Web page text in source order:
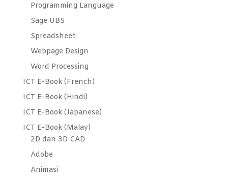
Programming Language
Sage UBS
Spreadsheet
Webpage Design
Word Processing
ICT E-Book (French)
ICT E-Book (Hindi)
ICT E-Book (Japanese)
ICT E-Book (Malay)
2D dan 3D CAD
Adobe
Animasi